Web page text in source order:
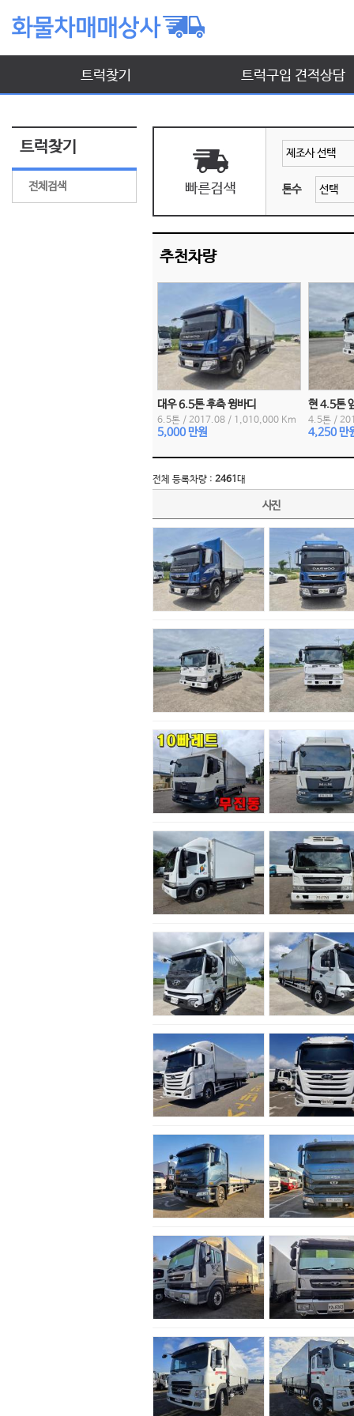
트럭찾기 트럭구입 견적상담
트럭찾기
전체검색 톤수
추천차량
대우 6.5톤 후축 윙바디
6.5톤 / 2017.08 / 1,010,000 Km
5,000 만원
현 4.5톤
4.5톤 /
4,250 만
전체 등록차량 : 2461 대
사진